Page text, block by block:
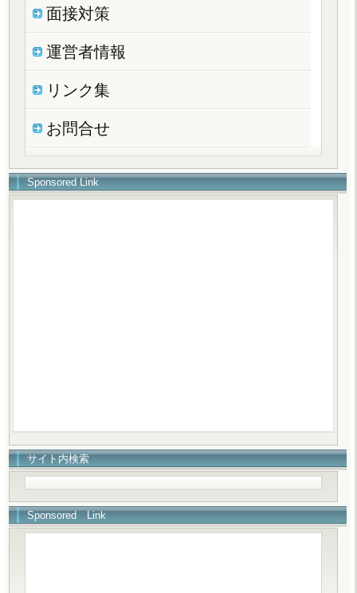
面接対策
運営者情報
リンク集
お問合せ
Sponsored Link
サイト内検索
Sponsored Link